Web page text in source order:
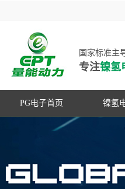
国家标准主
专注镍氢
PG电子首页 镍氢
高容量镍氢电池
超低自放电镍氢电池